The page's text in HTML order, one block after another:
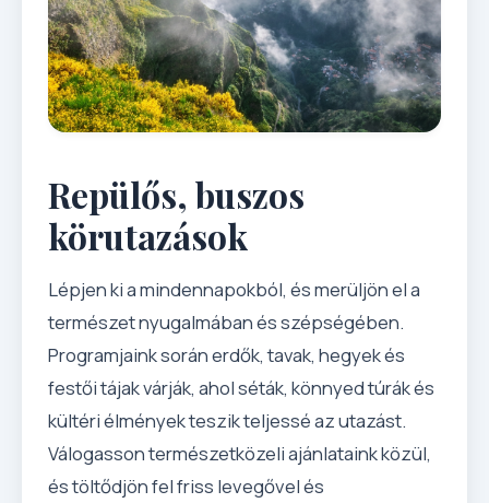
Repülős, buszos
körutazások
Lépjen ki a mindennapokból, és merüljön el a
természet nyugalmában és szépségében.
Programjaink során erdők, tavak, hegyek és
festői tájak várják, ahol séták, könnyed túrák és
kültéri élmények teszik teljessé az utazást.
Válogasson természetközeli ajánlataink közül,
és töltődjön fel friss levegővel és